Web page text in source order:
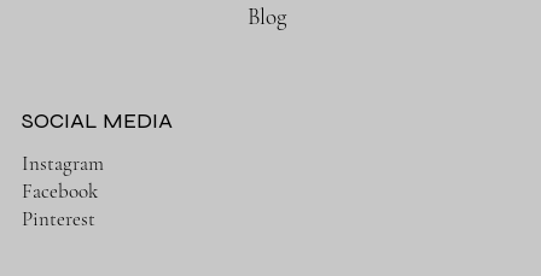
Blog
SOCIAL MEDIA
Instagram
Facebook
Pinterest